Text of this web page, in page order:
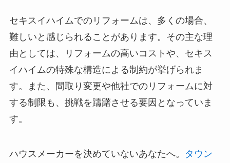
セキスイハイムでのリフォームは、多くの場合、
難しいと感じられることがあります。その主な理
由としては、リフォームの高いコストや、セキス
イハイムの特殊な構造による制約が挙げられま
す。また、間取り変更や他社でのリフォームに対
する制限も、挑戦を躊躇させる要因となっていま
す。
ハウスメーカーを決めていないあなたへ。
タウン